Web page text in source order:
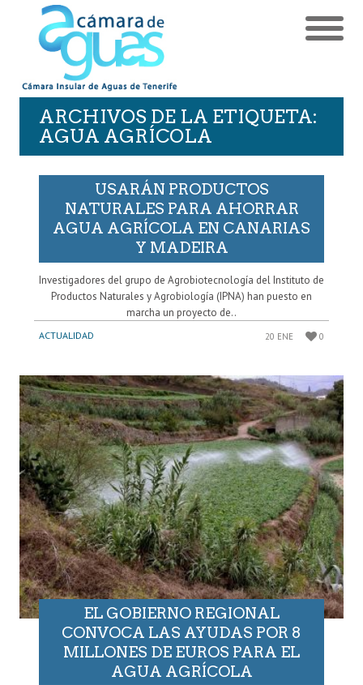
ARCHIVOS DE LA ETIQUETA:
AGUA AGRÍCOLA
USARÁN PRODUCTOS
NATURALES PARA AHORRAR
AGUA AGRÍCOLA EN CANARIAS
Y MADEIRA
Investigadores del grupo de Agrobiotecnología del Instituto de
Productos Naturales y Agrobiología (IPNA) han puesto en
marcha un proyecto de..
ACTUALIDAD 20 ENE 0
EL GOBIERNO REGIONAL
CONVOCA LAS AYUDAS POR 8
MILLONES DE EUROS PARA EL
AGUA AGRÍCOLA